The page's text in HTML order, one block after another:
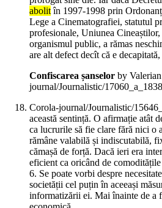
abolitîn 1997-1998 prin
Lege a Cinematografiei, statutul
profesionale, Uniunea
organismul public, a rămas
are alt defect decît că e
Confiscarea șanselor by
journal/Journalistic/
Corola-journal/Journalistic/
această sentință. O afirmație atât
ca lucrurile să fie clare fără nici o
rămâne valabilă și indiscutabilă,
cămașă de forță. Dacă ieri era
eficient ca oricând de
6. Se poate vorbi despre
societății cel puțin în aceeași
informatizării ei. Mai înainte de a